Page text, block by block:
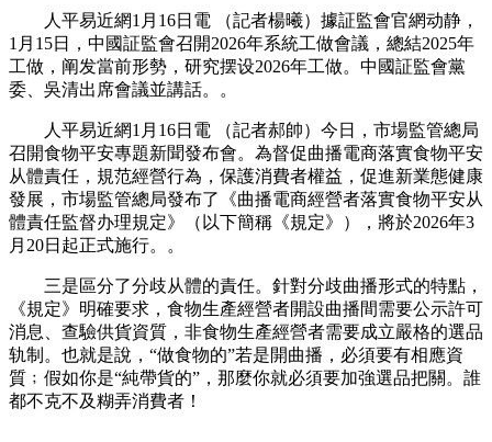
人平易近網1月16日電 （記者楊曦）據証監會官網动静，
1月15日，中國証監會召開2026年系統工做會議，總結2025年
工做，阐发當前形勢，研究摆设2026年工做。中國証監會黨
委、吳清出席會議並講話。。
人平易近網1月16日電 （記者郝帥）今日，市場監管總局
召開食物平安專題新聞發布會。為督促曲播電商落實食物平安
从體責任，規范經營行為，保護消費者權益，促進新業態健康
發展，市場監管總局發布了《曲播電商經營者落實食物平安从
體責任監督办理規定》（以下簡稱《規定》），將於2026年3
月20日起正式施行。。
三是區分了分歧从體的責任。針對分歧曲播形式的特點，
《規定》明確要求，食物生產經營者開設曲播間需要公示許可
消息、查驗供貨資質，非食物生產經營者需要成立嚴格的選品
轨制。也就是說，“做食物的”若是開曲播，必須要有相應資
質﹔假如你是“純帶貨的”，那麼你就必須要加強選品把關。誰
都不克不及糊弄消費者！